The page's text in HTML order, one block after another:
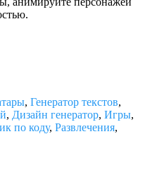
, Генератор текстов,
, Дизайн генератор, Игры,
по коду, Развлечения,